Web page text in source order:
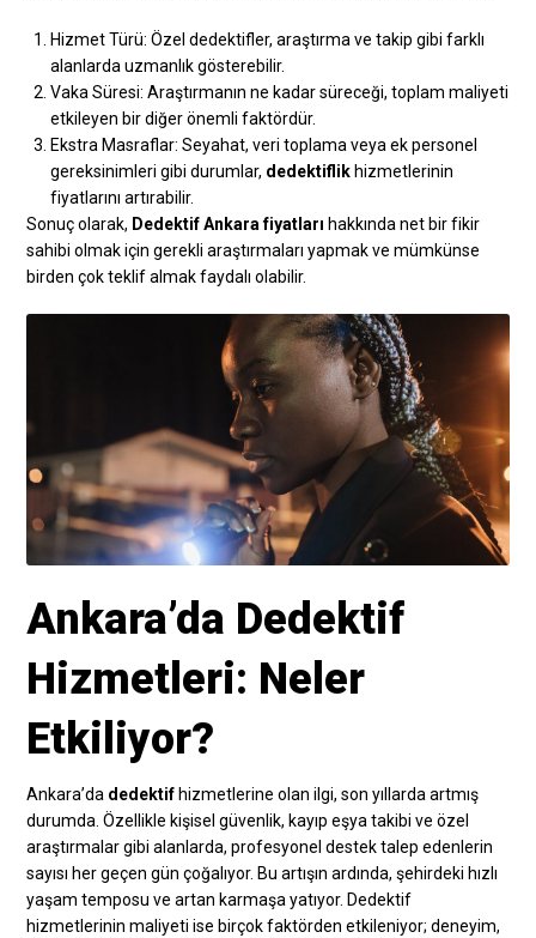
Hizmet Türü: Özel dedektifler, araştırma ve takip gibi farklı
alanlarda uzmanlık gösterebilir.
Vaka Süresi: Araştırmanın ne kadar süreceği, toplam maliyeti
etkileyen bir diğer önemli faktördür.
Ekstra Masraflar: Seyahat, veri toplama veya ek personel
gereksinimleri gibi durumlar, dedektiflik hizmetlerinin
fiyatlarını artırabilir.
Sonuç olarak, Dedektif Ankara fiyatları hakkında net bir fikir
sahibi olmak için gerekli araştırmaları yapmak ve mümkünse
birden çok teklif almak faydalı olabilir.
Ankara’da Dedektif
Hizmetleri: Neler
Etkiliyor?
Ankara’da dedektif hizmetlerine olan ilgi, son yıllarda artmış
durumda. Özellikle kişisel güvenlik, kayıp eşya takibi ve özel
araştırmalar gibi alanlarda, profesyonel destek talep edenlerin
sayısı her geçen gün çoğalıyor. Bu artışın ardında, şehirdeki hızlı
yaşam temposu ve artan karmaşa yatıyor. Dedektif
hizmetlerinin maliyeti ise birçok faktörden etkileniyor; deneyim,